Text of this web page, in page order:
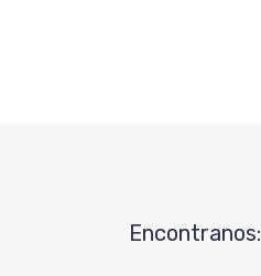
Encontranos: